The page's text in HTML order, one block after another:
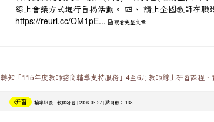
線上會議方式進行旨揭活動。 四、 請上全國教師在職
https://reurl.cc/OM1pE... 觀看完整文章
轉知「115年度教師諮商輔導支持服務」4至6月教師線上研習課程、
研習 輔導組長- 教師研習 | 2026-03-27 | 點閱數： 138